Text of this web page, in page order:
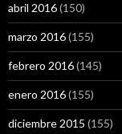
abril 2016(150)
marzo 2016(155)
febrero 2016(145)
enero 2016(155)
diciembre 2015 (155)